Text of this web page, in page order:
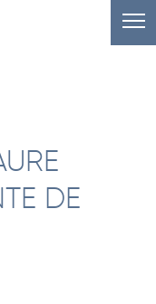
DE